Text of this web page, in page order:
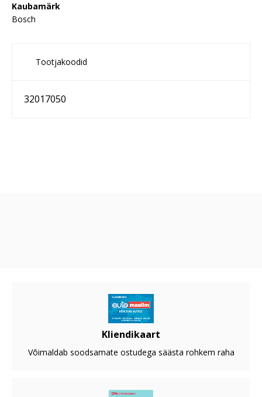
Kaubamärk
Bosch
Tootjakoodid
32017050
Kliendikaart
Võimaldab soodsamate ostudega säästa rohkem raha